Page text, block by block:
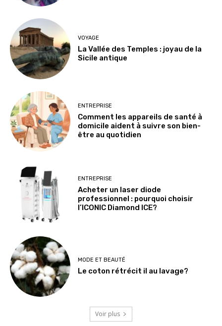
VOYAGE
La Vallée des Temples : joyau de la
Sicile antique
ENTREPRISE
Comment les appareils de santé à
domicile aident à suivre son bien-
être au quotidien
ENTREPRISE
Acheter un laser diode
professionnel : pourquoi choisir
l’ICONIC Diamond ICE?
MODE ET BEAUTÉ
Le coton rétrécit il au lavage?
Voir plus